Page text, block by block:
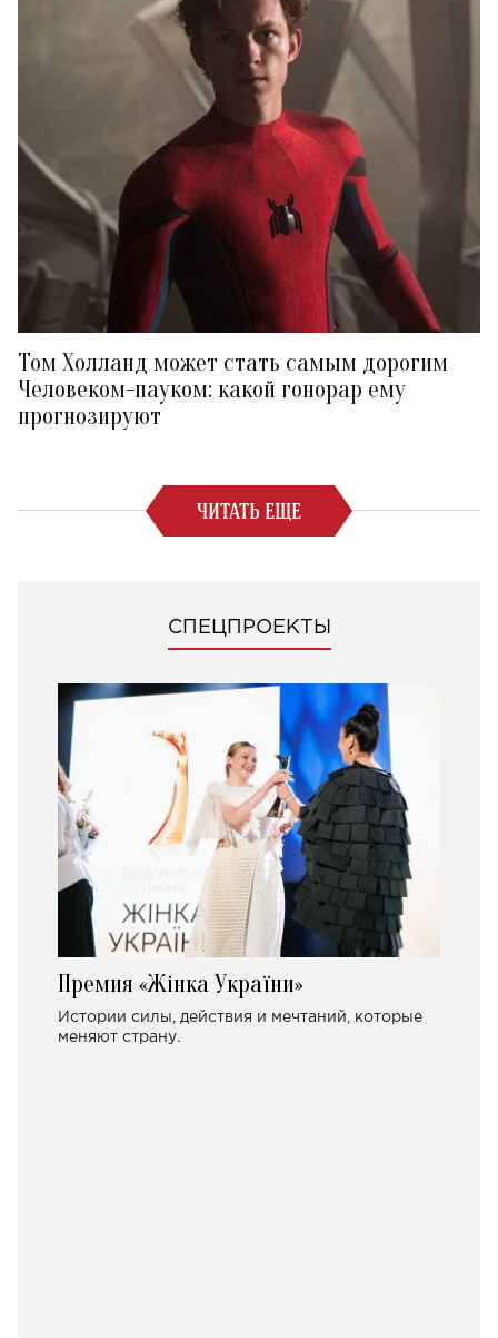
Том Холланд может стать самым дорогим
Человеком-пауком: какой гонорар ему
прогнозируют
ЧИТАТЬ ЕЩЕ
СПЕЦПРОЕКТЫ
Премия «Жінка України»
Истории силы, действия и мечтаний, которые
меняют страну.